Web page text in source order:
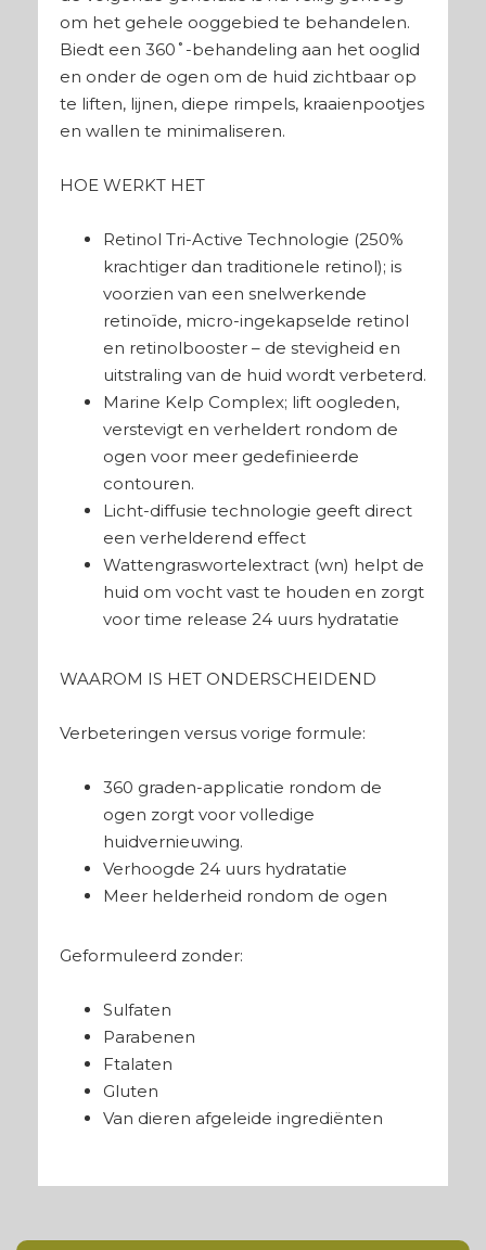
om het gehele ooggebied te behandelen.
Biedt een 360˚-behandeling aan het ooglid
en onder de ogen om de huid zichtbaar op
te liften, lijnen, diepe rimpels, kraaienpootjes
en wallen te minimaliseren.
HOE WERKT HET
Retinol Tri-Active Technologie (250%
krachtiger dan traditionele retinol); is
voorzien van een snelwerkende
retinoïde, micro-ingekapselde retinol
en retinolbooster – de stevigheid en
uitstraling van de huid wordt verbeterd.
Marine Kelp Complex; lift oogleden,
verstevigt en verheldert rondom de
ogen voor meer gedefinieerde
contouren.
Licht-diffusie technologie geeft direct
een verhelderend effect
Wattengraswortelextract (wn) helpt de
huid om vocht vast te houden en zorgt
voor time release 24 uurs hydratatie
WAAROM IS HET ONDERSCHEIDEND
Verbeteringen versus vorige formule:
360 graden-applicatie rondom de
ogen zorgt voor volledige
huidvernieuwing.
Verhoogde 24 uurs hydratatie
Meer helderheid rondom de ogen
Geformuleerd zonder:
Sulfaten
Parabenen
Ftalaten
Gluten
Van dieren afgeleide ingrediënten